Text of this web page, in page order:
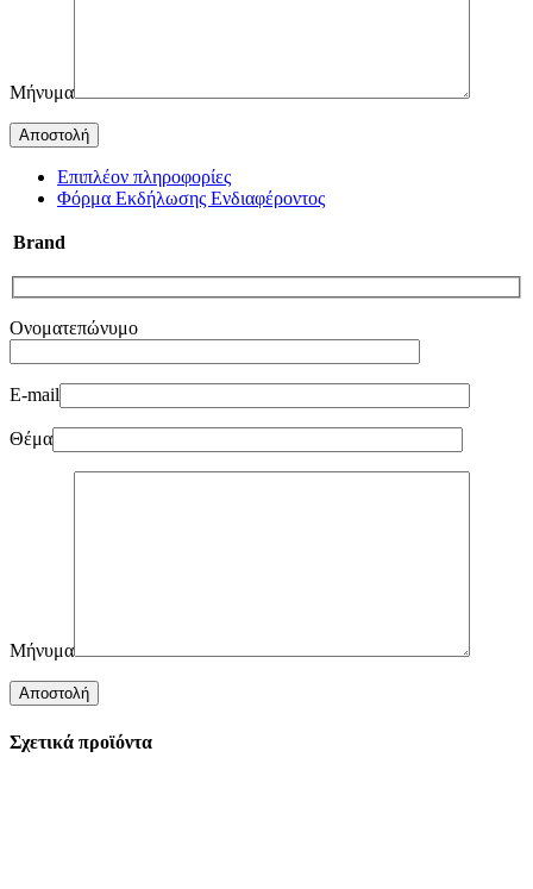
Μήνυμα
Επιπλέον πληροφορίες
Φόρμα Εκδήλωσης Ενδιαφέροντος
Brand
Ονοματεπώνυμο
E-mail
Θέμα
Μήνυμα
Σχετικά προϊόντα